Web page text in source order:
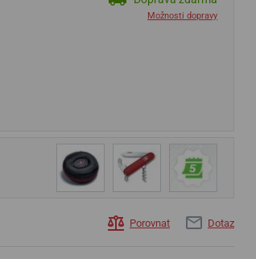
Možnosti dopravy
Porovnat Dotaz